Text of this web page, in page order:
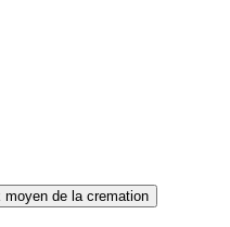
moyen de la cremation